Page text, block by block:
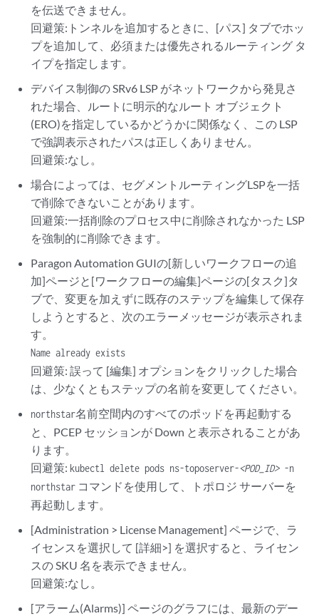
を伝送できません。
回避策:トンネルを追加するときに、[パス] タブでホッ
プを追加して、必須または優先されるルーティング タ
イプを指定します。
デバイス制御の SRv6 LSP がネットワークから発見さ
れた場合、ルートに明示的なルート オブジェクト
(ERO)を指定しているかどうかに関係なく、この LSP
で強調表示されたパスは正しくありません。
回避策:なし。
場合によっては、セグメントルーティングLSPを一括
で削除できないことがあります。
回避策:一括削除のプロセス中に削除されなかった LSP
を強制的に削除できます。
Paragon Automation GUIの[新しいワークフローの追
加]ページと[ワークフローの編集]ページの[タスク]タ
ブで、変更を加えずに既存のステップを編集して保存
しようとすると、次のエラーメッセージが表示されま
す。
Name already exists
回避策: 誤って [編集] オプションをクリックした場合
は、少なくともステップの名前を変更してください。
northstar名前空間内のすべてのポッドを再起動する
と、PCEP セッションが Down と表示されることがあ
ります。
回避策: kubectl delete pods ns-toposerver-<POD_ID>-n
northstar コマンドを使用して、トポロジ サーバーを
再起動します。
[Administration > License Management] ページで、ラ
イセンスを選択して [詳細>] を選択すると、ライセン
スの SKU 名を表示できません。
回避策:なし。
[アラーム(Alarms)] ページのグラフには、最新のデー